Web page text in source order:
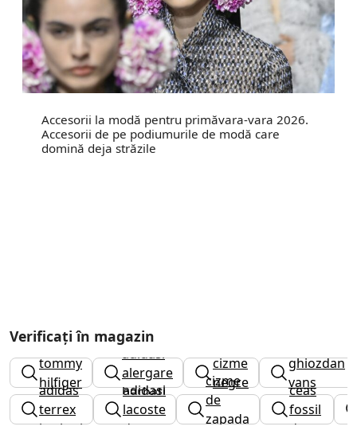
Accesorii la modă pentru primăvara-vara 2026.
Accesorii de pe podiumurile de modă care
domină deja străzile
Verificați în magazin
botine
tommy
hilfiger
dama
adidasi
alergare
barbati
cizme
negre
ghiozdan
vans
adidas
terrex
barbati
adidasi
lacoste
dama
cizme
de
zapada
ceas
fossil
dama